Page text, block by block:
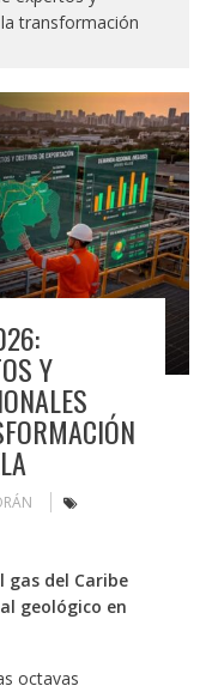
transformación
Y
gas del Caribe
geológico en
octavas